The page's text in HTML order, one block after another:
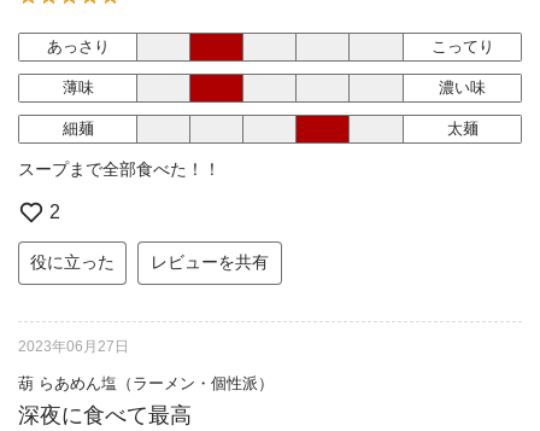
あっさり こってり
薄味 濃い味
細麺 太麺
スープまで全部食べた！！
2
役に立った レビューを共有
2023年06月27日
葫 らあめん塩（ラーメン・個性派）
深夜に食べて最高